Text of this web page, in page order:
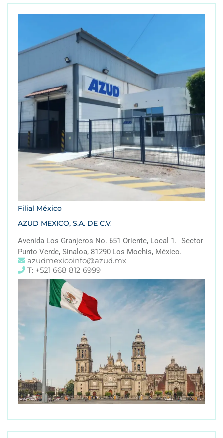
Filial México
AZUD MEXICO, S.A. DE C.V.
Avenida Los Granjeros No. 651 Oriente, Local 1. Sector
Punto Verde, Sinaloa, 81290 Los Mochis, México.
azudmexicoinfo@azud.mx
T: +521 668 812 6999